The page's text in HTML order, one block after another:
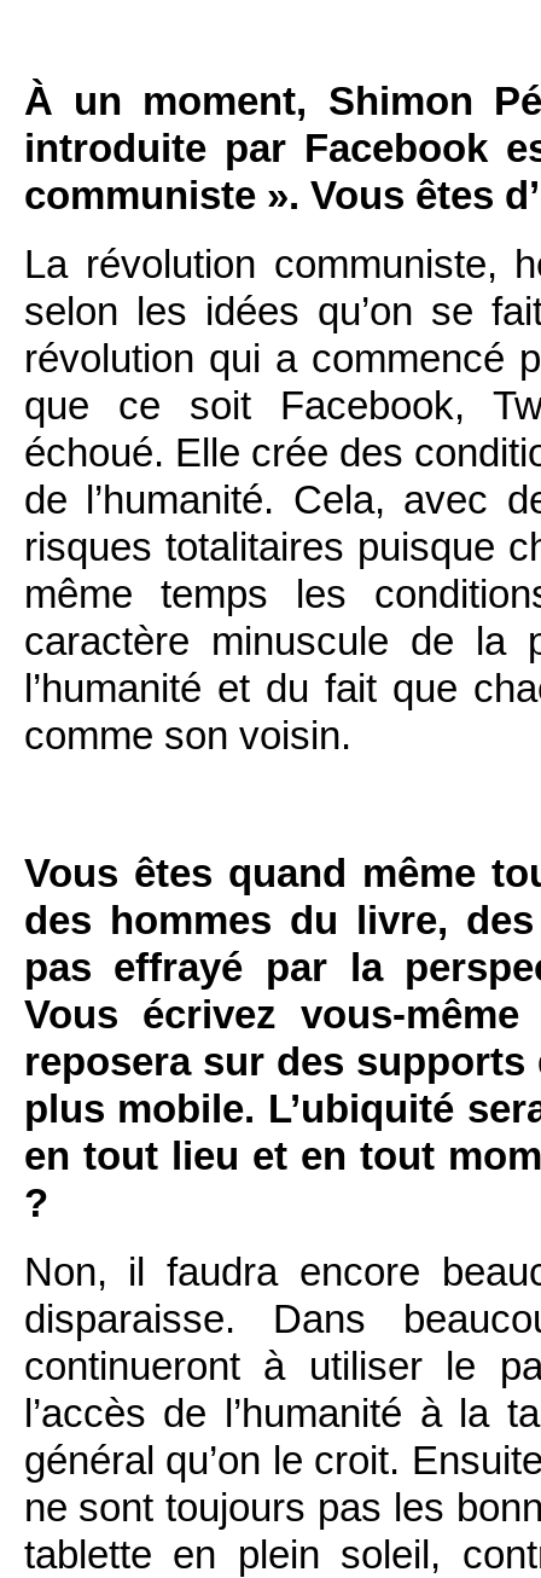
À un moment, Shimon
introduite par Facebook
communiste ». Vous êtes
La révolution communiste,
selon les idées qu’on se
révolution qui a commencé
que ce soit Facebook,
échoué. Elle crée des
de l’humanité. Cela, avec
risques totalitaires puisque
même temps les
caractère minuscule de la
l’humanité et du fait que
comme son voisin.
Vous êtes quand même
des hommes du livre,
pas effrayé par la
Vous écrivez vous-
reposera sur des
plus mobile. L’ubiquité
en tout lieu et en tout
?
Non, il faudra encore
disparaisse. Dans
continueront à utiliser le
l’accès de l’humanité à la
général qu’on le croit.
ne sont toujours pas les
tablette en plein soleil,